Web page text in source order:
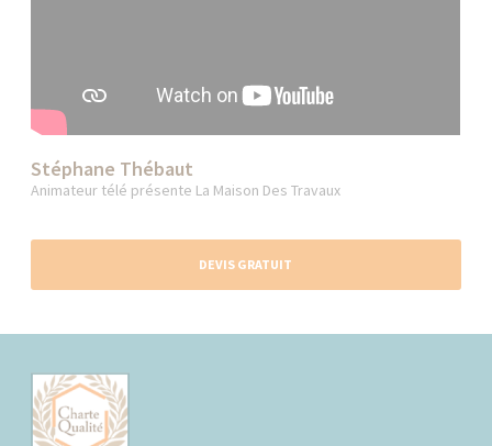
Stéphane Thébaut
Animateur télé présente La Maison Des Travaux
DEVIS GRATUIT